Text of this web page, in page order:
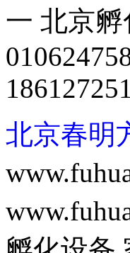
一 北京
北京春明